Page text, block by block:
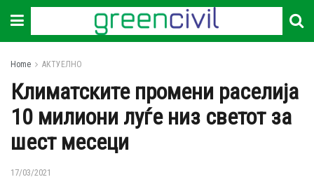
Home АКТУЕЛНО
Климатските промени раселија
10 милиони луѓе низ светот за
шест месеци
17/03/2021